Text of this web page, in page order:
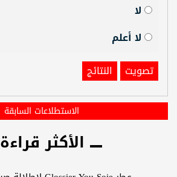
لا
لا أعلم
تصويت
النتائج
الاستطلاعات السابقة
الأكثر قراءة